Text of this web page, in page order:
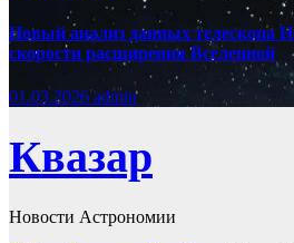
Новый анализ данных телескопа
скорости расширения Вселенной
01.03.2026admin
Квазар
Новости Астрономии